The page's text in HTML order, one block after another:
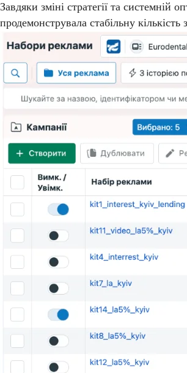
Завдяки зміні стратегії та системній
продемонструвала стабільну